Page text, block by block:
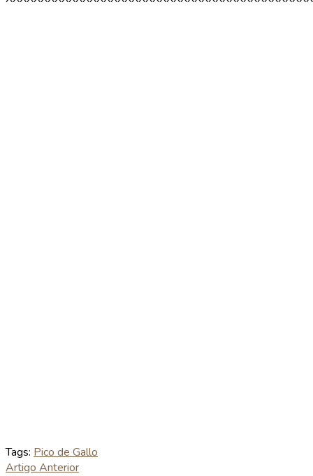
Tags: Pico de Gallo
Artigo Anterior